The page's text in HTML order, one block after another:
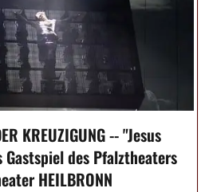
KREUZIGUNG -- "Jesus
des Pfalztheaters
HEILBRONN